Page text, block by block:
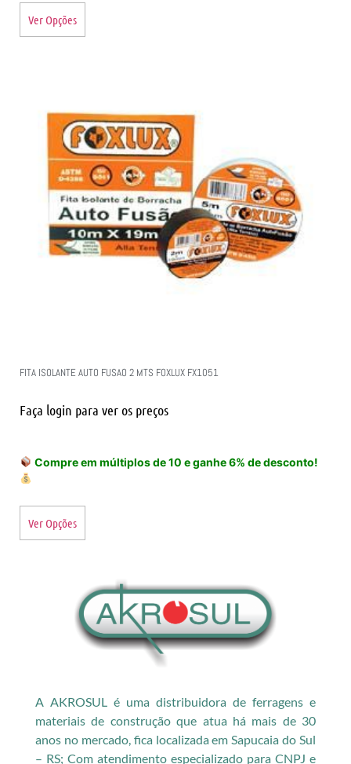
Ver Opções
FITA ISOLANTE AUTO FUSAO 2 MTS FOXLUX FX1051
Faça login para ver os preços
Compre em múltiplos de 10 e ganhe 6% de desconto!
Ver Opções
A AKROSUL é uma distribuidora de ferragens e
materiais de construção que atua há mais de 30
anos no mercado, fica localizada em Sapucaia do Sul
– RS; Com atendimento especializado para CNPJ e